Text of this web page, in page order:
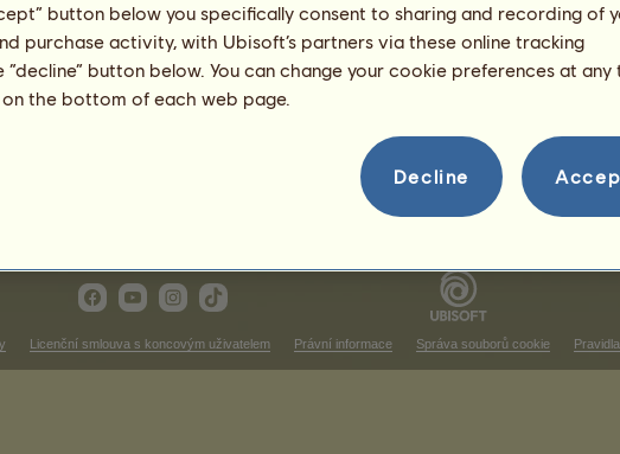
V tomto pořadí není nic k zobrazení
Vítězství v překážkovém dostihu
V tomto pořadí není nic k zobrazení
Licenční smlouva s koncovým uživatelem Právní informace Správa souborů cookie
button below you specifically consent to sharing and recording of
purchase activity, with Ubisoft’s partners via these online tracking
button below. You can change your cookie preferences at any
on the bottom of each web page.
Decline